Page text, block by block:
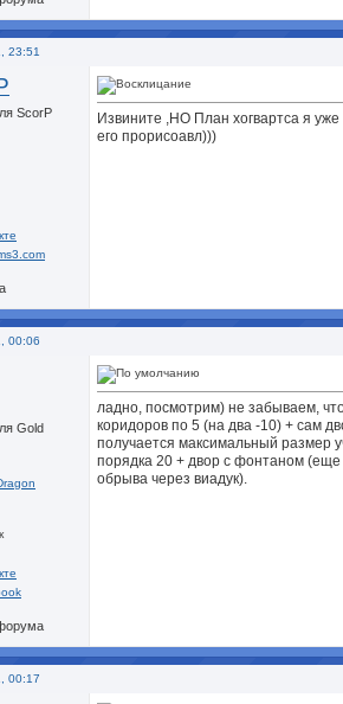
23:51
Извините ,НО План хогвартса я
его прорисоавл)))
00:06
ладно, посмотрим) не забываем,
коридоров по 5 (на два -10) + сам
получается максимальный размер
порядка 20 + двор с фонтаном (еще
обрыва через виадук).
00:17